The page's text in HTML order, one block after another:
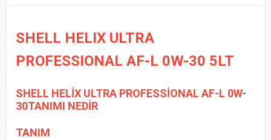
SHELL HELIX ULTRA
PROFESSIONAL AF-L 0W-30 5LT
SHELL HELİX ULTRA PROFESSİONAL AF-L 0W-
30TANIMI NEDİR
TANIM